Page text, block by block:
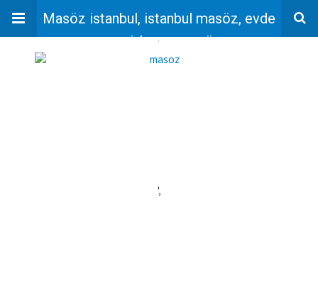
Masöz istanbul, istanbul masöz, evde
masaj, bayan masöz
'
',